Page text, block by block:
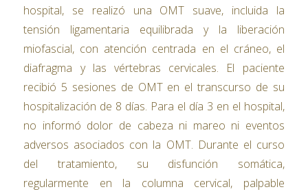
hospital, se realizó una OMT suave, incluida la
tensión ligamentaria equilibrada y la liberación
miofascial, con atención centrada en el cráneo, el
diafragma y las vértebras cervicales. El paciente
recibió 5 sesiones de OMT en el transcurso de su
hospitalización de 8 días. Para el día 3 en el hospital,
no informó dolor de cabeza ni mareo ni eventos
adversos asociados con la OMT. Durante el curso
del tratamiento, su disfunción somática,
regularmente en la columna cervical, palpable